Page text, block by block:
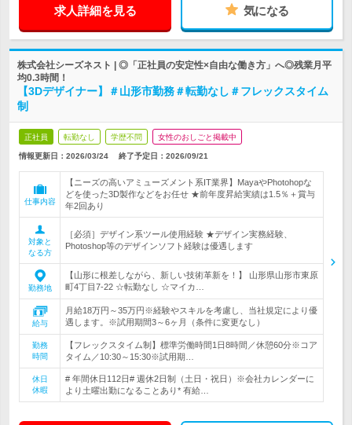
求人詳細を見る 気になる
株式会社シーズネスト | ◎「正社員の安定性×自由な働き方」へ◎残業月平
均0.3時間！
【3Dデザイナー】＃山形市勤務＃転勤なし＃フレックスタイム
制
正社員 転勤なし 学歴不問 女性のおしごと掲載中
情報更新日：2026/03/24 終了予定日： 2026/09/21
仕事内容
【ニーズの高いアミューズメント系IT業界】MayaやPhotohopな
どを使った3D製作などをお任せ ★前年度昇給実績は1.5％＋賞与
年2回あり
対象と
なる方
［必須］デザイン系ツール使用経験 ★デザイン実務経験、
Photoshop等のデザインソフト経験は優遇します
勤務地
【山形に根差しながら、新しい技術革新を！】 山形県山形市東原
町4丁目7-22 ☆転勤なし ☆マイカ…
給与
月給18万円～35万円※経験やスキルを考慮し、当社規定により優
遇します。※試用期間3～6ヶ月（条件に変更なし）
勤務
時間
【フレックスタイム制】標準労働時間1日8時間／休憩60分※コア
タイム／10:30～15:30※試用期…
休日
休暇
# 年間休日112日# 週休2日制（土日・祝日）※会社カレンダーに
より土曜出勤になることあり* 有給…